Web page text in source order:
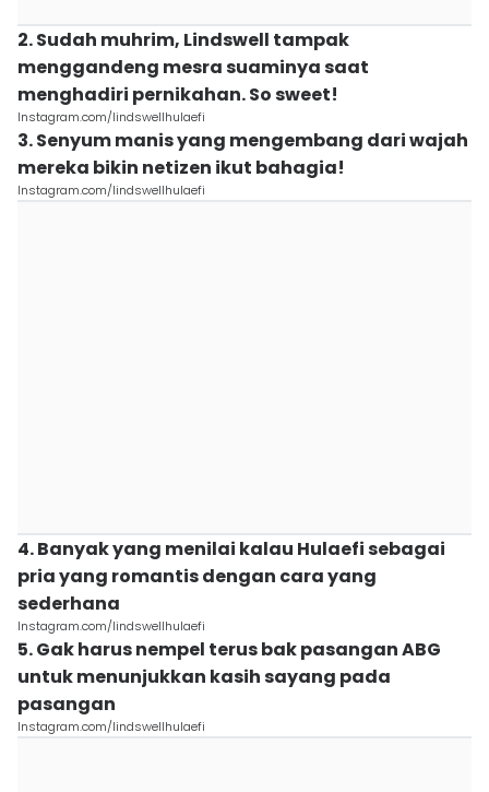
2. Sudah muhrim, Lindswell tampak
menggandeng mesra suaminya saat
menghadiri pernikahan. So sweet!
Instagram.com/lindswellhulaefi
3. Senyum manis yang mengembang dari wajah
mereka bikin netizen ikut bahagia!
Instagram.com/lindswellhulaefi
4. Banyak yang menilai kalau Hulaefi sebagai
pria yang romantis dengan cara yang
sederhana
Instagram.com/lindswellhulaefi
5. Gak harus nempel terus bak pasangan ABG
untuk menunjukkan kasih sayang pada
pasangan
Instagram.com/lindswellhulaefi